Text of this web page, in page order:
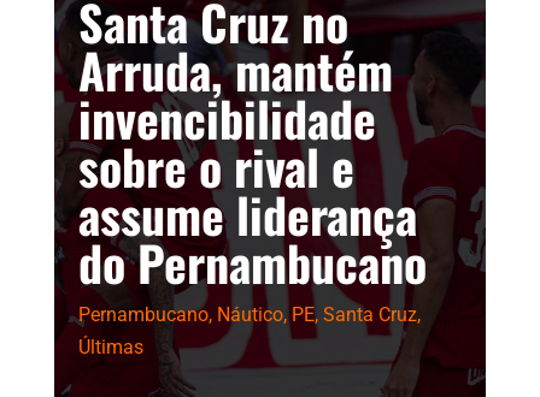
Santa Cruz no
Arruda, mantém
invencibilidade
sobre o rival e
assume liderança
do Pernambucano
Pernambucano, Náutico, PE, Santa Cruz,
Últimas